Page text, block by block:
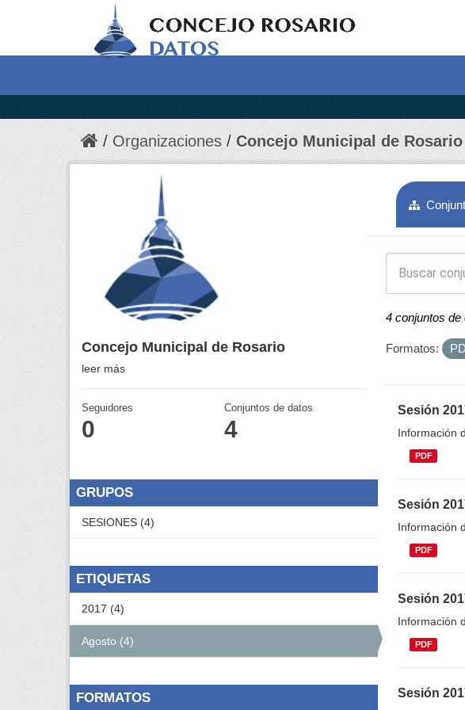
Organizaciones Concejo Municipal de Rosario
4 conjuntos de
Formatos:
Sesión
Información
PDF
Sesión
Información
PDF
Sesión
Información
PDF
Sesión
Concejo Municipal de Rosario
leer más
Seguidores
0
Conjuntos de datos
4
GRUPOS
SESIONES (4)
ETIQUETAS
2017 (4)
Agosto (4)
FORMATOS